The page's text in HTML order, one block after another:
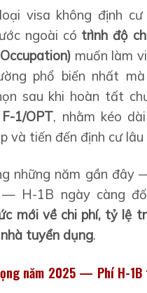
visa không định cư
ngoài có trình độ
muốn làm
phổ biến nhất mà
sau khi hoàn tất
F-1/OPT, nhằm kéo
và tiến đến định cư lâu
những năm gần đây
H-1B ngày càng
mới về chi phí, tỷ lệ
tuyển dụng.
năm 2025 — Phí H-